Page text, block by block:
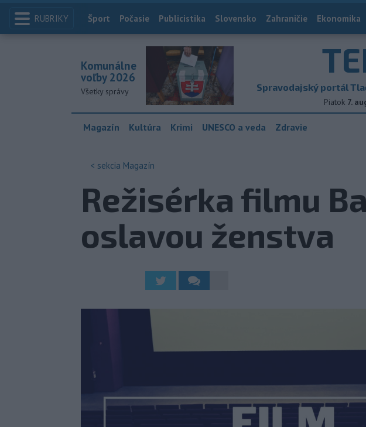
RUBRIKY Index
Šport Počasie Publicistika Slovensko Zahraničie Ekonomika
Spravodajský portál
Piatok 7.
Komunálne
voľby 2026
Všetky správy
Magazín Kultúra Krimi UNESCO a veda Zdravie
< sekcia Magazín
Režisérka filmu
oslavou ženstva